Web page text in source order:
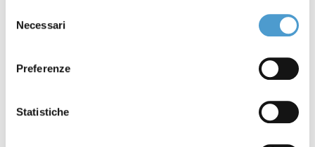
delNecessari
Preferenze
Statistiche
prestazioni socio-sanitarie ad elevata integrazione
sanitaria (DPCM 14 febbraio 2001), come ad esempio,
parente. Gli eredi possono agire in giudizio per
ottenere la restituzione delle
somme non dovute.È